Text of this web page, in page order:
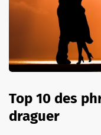
Top 10 des
draguer